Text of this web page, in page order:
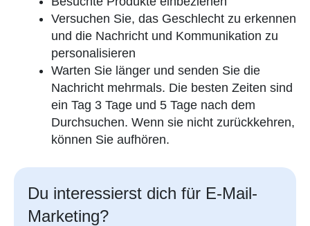
Versuchen Sie, das Geschlecht zu erkennen
und die Nachricht und Kommunikation zu
personalisieren
Warten Sie länger und senden Sie die
Nachricht mehrmals. Die besten Zeiten sind
ein Tag 3 Tage und 5 Tage nach dem
Durchsuchen. Wenn sie nicht zurückkehren,
können Sie aufhören.
Du interessierst dich für E-Mail-
Marketing?